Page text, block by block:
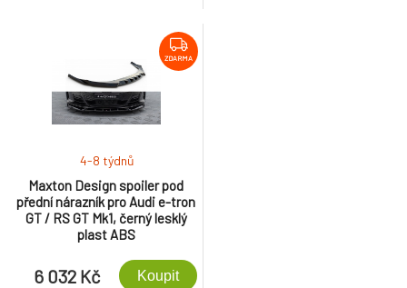
ZDARMA
Maxton Design spoiler pod
přední nárazník pro Audi e-tron
GT / RS GT Mk1, černý lesklý
plast ABS
4-8 týdnů
6 032 Kč Koupit